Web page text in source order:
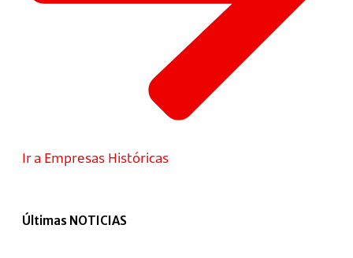
Ir a Empresas Históricas
Últimas NOTICIAS